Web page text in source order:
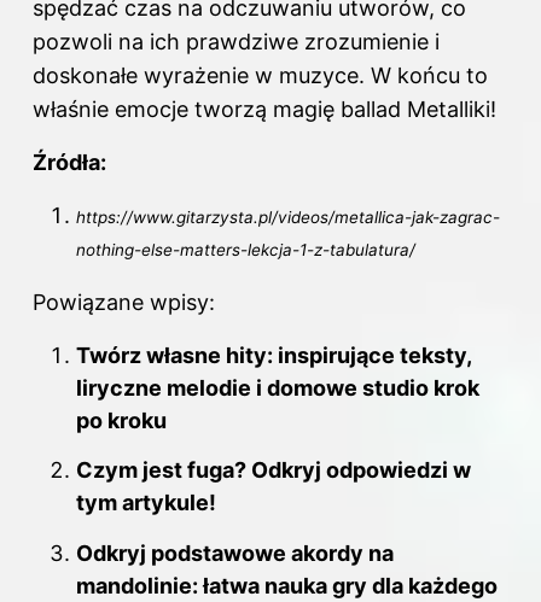
spędzać czas na odczuwaniu utworów, co
pozwoli na ich prawdziwe zrozumienie i
doskonałe wyrażenie w muzyce. W końcu to
właśnie emocje tworzą magię ballad Metalliki!
Źródła:
https://www.gitarzysta.pl/videos/metallica-jak-zagrac-
nothing-else-matters-lekcja-1-z-tabulatura/
Powiązane wpisy:
Twórz własne hity: inspirujące teksty,
liryczne melodie i domowe studio krok
po kroku
Czym jest fuga? Odkryj odpowiedzi w
tym artykule!
Odkryj podstawowe akordy na
mandolinie: łatwa nauka gry dla każdego